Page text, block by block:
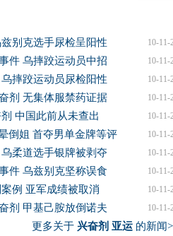
10-11-
别克选手尿检呈阳性
10-11-
件 乌摔跤运动员中招
10-11-
摔跤运动员尿检阳性
10-11-
剂 无集体服禁药证据
10-11-
中国此前从未查出
10-11-
倒姐 首夺男单金牌等评
10-11-
柔道选手银牌被剥夺
10-11-
件 乌兹别克坚称误食
10-11-
例 亚军成绩被取消
10-11-
剂 甲基己胺放倒诺夫
更多关于 兴奋剂 亚运的新闻